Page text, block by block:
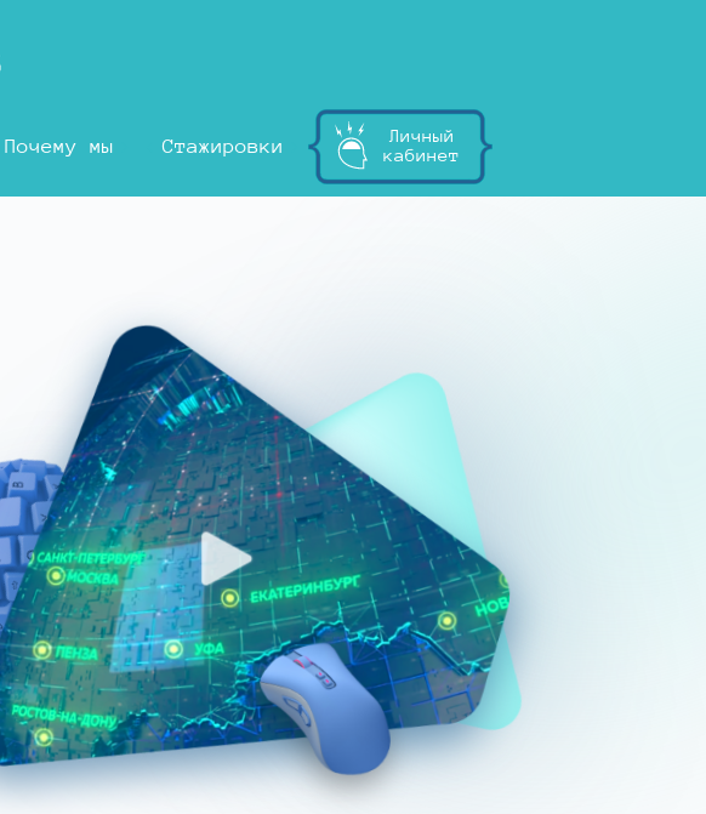
Почему мы Стажировки
Личный
кабинет